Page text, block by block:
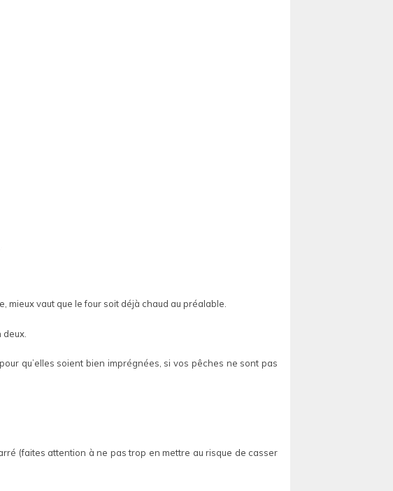
mieux vaut que le four soit déjà chaud au préalable.
qu’elles soient bien imprégnées, si vos pêches ne sont pas
(faites attention à ne pas trop en mettre au risque de casser